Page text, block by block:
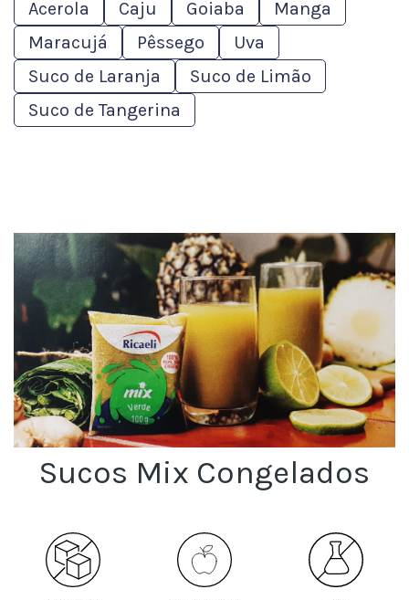
Acerola Caju Goiaba
Manga
Maracujá
Pêssego
Uva
Suco de Laranja
Suco de Limão
Suco de Tangerina
Sucos Mix Congelados